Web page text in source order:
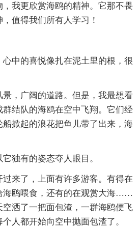
我更欣赏海鸥的精神。它那不畏
值得我们所有人学习！
中的喜悦像扎在泥土里的根，很
，广阔的道路。但是，我最想看
结队的海鸥在空中飞翔。它们经
掀起的浪花把鱼儿带了出来，海
独有的姿态夺人眼目。
来了，上面有许多游客。有得在
海鸥喂食，还有的在观赏大海……
洒了一把面包渣，一群海鸥便飞
人都开始向空中抛面包渣了。